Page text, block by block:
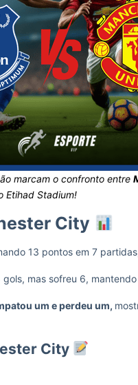
marcam o confronto entre
Etihad Stadium!
City
13 pontos em 7
mas sofreu 6, mantendo
um e perdeu um,
City